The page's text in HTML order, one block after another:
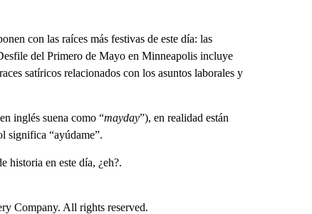
con las raíces más festivas de este día: las
del Primero de Mayo en Minneapolis incluye
satíricos relacionados con los asuntos laborales y
inglés suena como “mayday”), en realidad están
significa “ayúdame”.
historia en este día, ¿eh?.
Company. All rights reserved.